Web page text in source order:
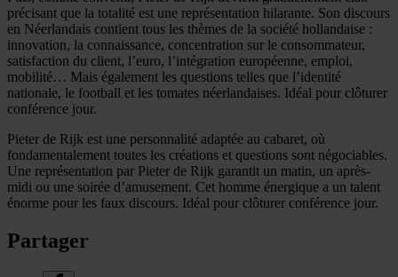
précisant que la totalité est une représentation hilarante. Son discours
en Néerlandais contient tous les thèmes de la société hollandaise :
innovation, la connaissance, concentration sur le consommateur,
satisfaction du client, l’euro, l’intégration européenne, emploi,
mobilité… Mais également les questions telles que l’identité
nationale, le football et les tomates néerlandaises. Idéal pour clôturer
conférence jour.
Pieter de Rijk est une personnalité adaptée au cabaret, où
fondamentalement toutes les créations et questions sont négociables.
Une représentation par Pieter de Rijk garantit un matin, un après-
midi ou une soirée d’amusement. Cet homme énergique a un talent
énorme pour les faux discours. Idéal pour clôturer conférence jour.
Partager